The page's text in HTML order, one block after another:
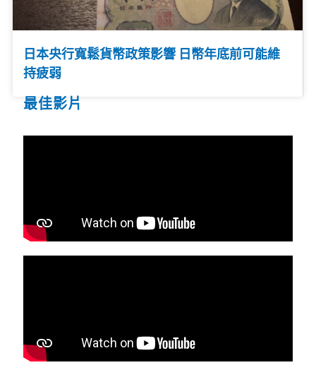
日本央行寬鬆貨幣政策影響 日幣年底前可能維
持疲弱
最佳影片